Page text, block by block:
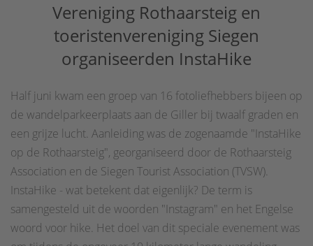
Vereniging Rothaarsteig en
toeristenvereniging Siegen
organiseerden InstaHike
Half juni kwam een groep van 16 fotoliefhebbers bijeen op
de wandelparkeerplaats aan de Giller bij twaalf graden en
een grijze lucht. Aanleiding was de zogenaamde "InstaHike
op de Rothaarsteig", georganiseerd door de Rothaarsteig
Association en de Siegen Tourist Association (TVSW).
InstaHike - wat betekent dat eigenlijk? De term is
samengesteld uit de woorden "Instagram" en het Engelse
woord voor hike. Het doel van dit speciale evenement was